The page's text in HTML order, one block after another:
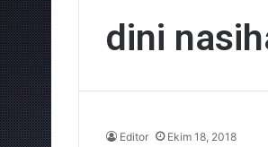
dini
Editor Ekim 18, 2018